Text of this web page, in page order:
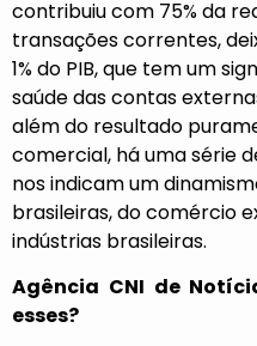
contribuiu com 75% da
transações correntes,
1% do PIB, que tem um
saúde das contas
além do resultado
comercial, há uma série
nos indicam um
brasileiras, do comércio
indústrias brasileiras.
Agência CNI de
esses?